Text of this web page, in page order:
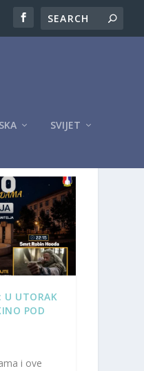
SVIJET
U UTORAK
POD
i ove